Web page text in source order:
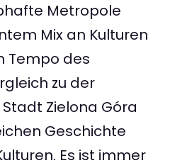
Metropole
Mix an Kulturen
Tempo des
zu der
Zielona Góra
Geschichte
Es ist immer